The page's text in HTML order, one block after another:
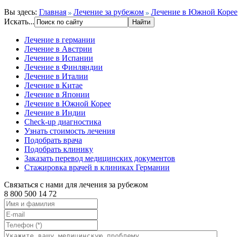
Вы здесь: Главная Лечение за рубежом Лечение в Южной Корее
Искать...
Лечение в германии
Лечение в Австрии
Лечение в Испании
Лечение в Финляндии
Лечение в Италии
Лечение в Китае
Лечение в Японии
Лечение в Южной Корее
Лечение в Индии
Check-up диагностика
Узнать стоимость лечения
Подобрать врача
Подобрать клинику
Заказать перевод медицинских документов
Стажировка врачей в клиниках Германии
Связаться с нами для лечения за рубежом
8 800 500 14 72